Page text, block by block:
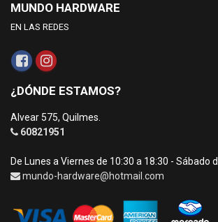
MUNDO HARDWARE
EN LAS REDES
¿DÓNDE ESTAMOS?
Alvear 575, Quilmes.
60821951
De Lunes a Viernes de 10:30 a 18:30 - Sábado
mundo-hardware@hotmail.com